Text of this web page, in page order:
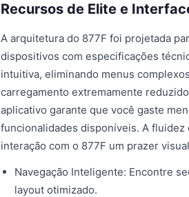
Recursos de Elite e
A arquitetura do 877F foi projetada
dispositivos com especificações
intuitiva, eliminando menus
carregamento extremamente
aplicativo garante que você gaste
funcionalidades disponíveis. A
interação com o 877F um prazer
Navegação Inteligente: Encontre
layout otimizado.